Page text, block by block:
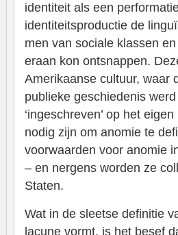
identiteit als een
identiteitsproductie de
men van sociale klassen
eraan kon ontsnappen.
Amerikaanse cultuur, waar
publieke geschiedenis
‘ingeschreven’ op het
nodig zijn om anomie te
voorwaarden voor anomie
– en nergens worden ze
Staten.
Wat in de sleetse definitie
lacune vormt, is het besef